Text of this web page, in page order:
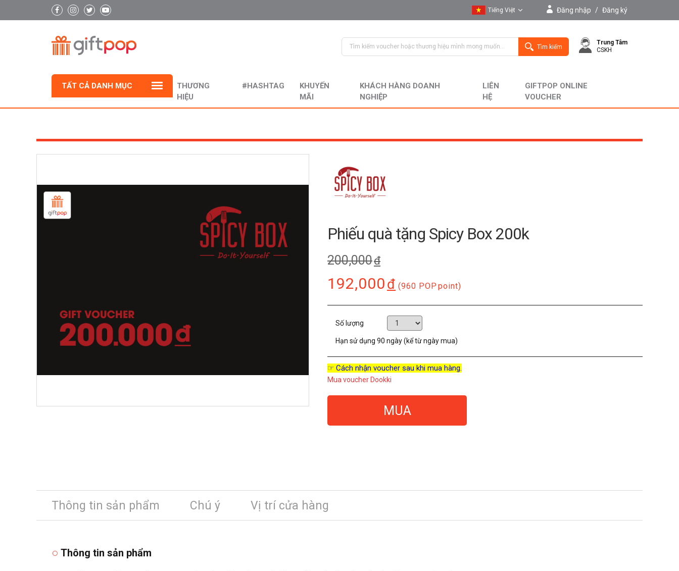
Tiếng Việt
English
Đăng nhập / Đăng ký
Tìm kiếm
Trung Tâm
CSKH
TẤT CẢ DANH MỤC
THƯƠNG
HIỆU
#HASHTAG
KHUYẾN
MÃI
KHÁCH HÀNG DOANH
NGHIỆP
LIÊN
HỆ
GIFTPOP ONLINE
VOUCHER
Phiếu quà tặng Spicy Box 200k
200,000đ
192,000đ (960 POP point)
Số lượng
Hạn sử dụng 90 ngày (kể từ ngày mua)
☞ Cách nhận voucher sau khi mua hàng.
Mua voucher Dookki
MUA
Thông tin sản phẩm Chú ý Vị trí cửa hàng
Thông tin sản phẩm